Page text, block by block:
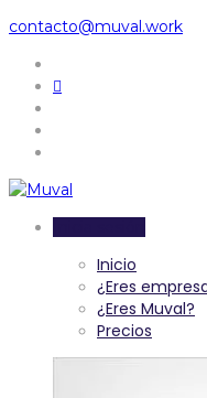
contacto@muval.work
Inicio
¿Eres
¿Eres Muval?
Precios